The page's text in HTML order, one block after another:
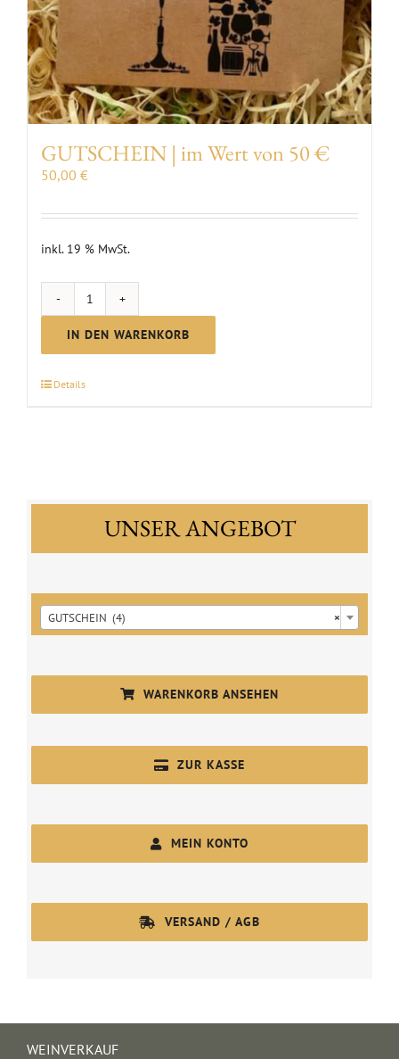
GUTSCHEIN | im Wert von 50 €
50,00 €
inkl. 19 % MwSt.
GUTSCHEIN
|
im
IN DEN WARENKORB
Details
UNSER ANGEBOT
×
GUTSCHEIN (4)
WARENKORB ANSEHEN
ZUR KASSE
MEIN KONTO
VERSAND / AGB
WEINVERKAUF